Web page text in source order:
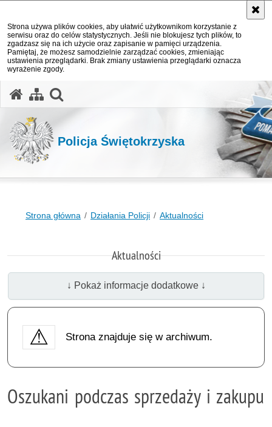
Strona używa plików cookies, aby ułatwić użytkownikom korzystanie z
serwisu oraz do celów statystycznych. Jeśli nie blokujesz tych plików, to
zgadzasz się na ich użycie oraz zapisanie w pamięci urządzenia.
Pamiętaj, że możesz samodzielnie zarządzać cookies, zmieniając
ustawienia przeglądarki. Brak zmiany ustawienia przeglądarki oznacza
wyrażenie zgody.
Policja Świętokrzyska
Strona główna Działania Policji Aktualności
Aktualności
↓ Pokaż informacje dodatkowe ↓
Strona znajduje się w archiwum.
Oszukani podczas sprzedaży i zakupu